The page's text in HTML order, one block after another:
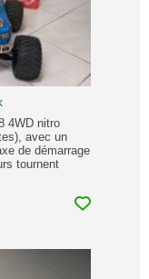
4WD nitro
avec un
de démarrage
tournent